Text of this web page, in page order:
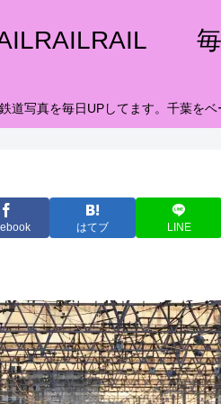
毎
鉄道写真を毎日UPしてます。千葉を
はてブ LINE